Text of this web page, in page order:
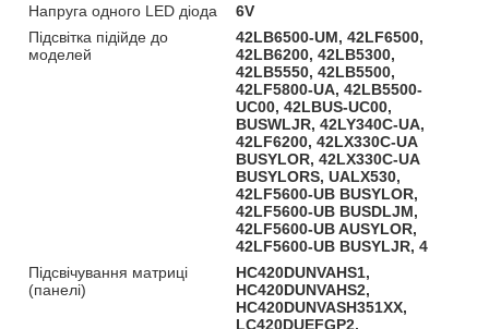
Напруга одного LED діода
6V
Підсвітка підійде до
моделей
42LB6500-UM, 42LF6500,
42LB6200, 42LB5300,
42LB5550, 42LB5500,
42LF5800-UA, 42LB5500-
UC00, 42LBUS-UC00,
BUSWLJR, 42LY340C-UA,
42LF6200, 42LX330C-UA
BUSYLOR, 42LX330C-UA
BUSYLORS, UALX530,
42LF5600-UB BUSYLOR,
42LF5600-UB BUSDLJM,
42LF5600-UB AUSYLOR,
42LF5600-UB BUSYLJR, 4
Підсвічування матриці
(панелі)
HC420DUNVAHS1,
HC420DUNVAHS2,
HC420DUNVASH351XX,
LC420DUEFGP2,